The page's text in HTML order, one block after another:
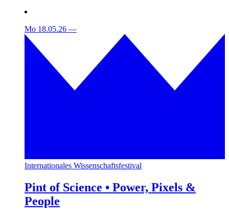
Mo 18.05.26 —
Internationales Wissenschaftsfestival
Pint of Science • Power, Pixels &
People